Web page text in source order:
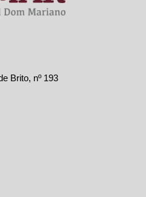
Brito, nº 193